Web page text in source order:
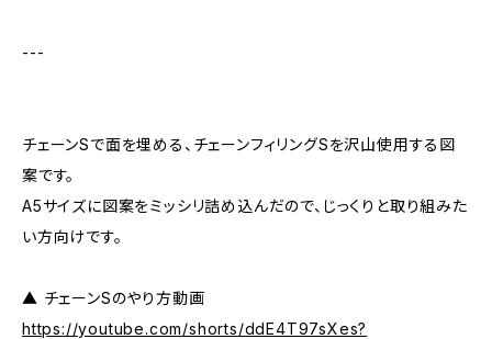
---
チェーンSで面を埋める、チェーンフィリングSを沢山使用する図
案です。
A5サイズに図案をミッシリ詰め込んだので、じっくりと取り組みた
い方向けです。
▲ チェーンSのやり方動画
https://youtube.com/shorts/ddE4T97sXes?